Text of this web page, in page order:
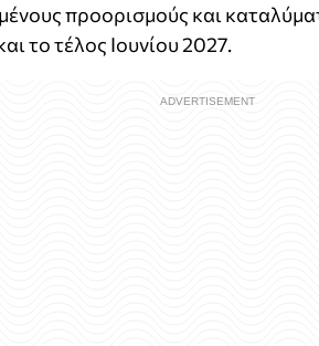
προορισμούς και
το τέλος Ιουνίου 2027.